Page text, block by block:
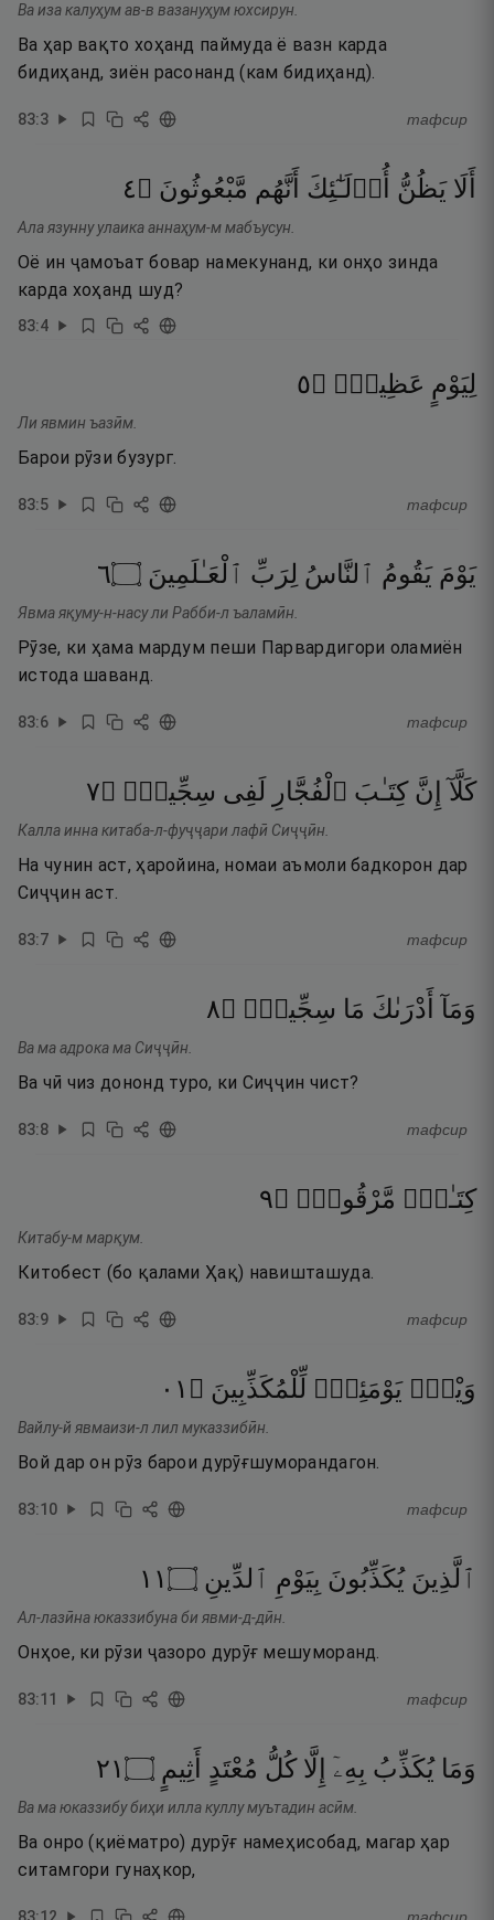
Ва иза калуҳум ав-в вазануҳум юхсирун.
Ва ҳар вақто хоҳанд паймуда ё вазн карда
бидиҳанд, зиён расонанд (кам бидиҳанд).
83:3 тафсир
أَلَا يَظُنُّ أُو۟لَـٰٓئِكَ أَنَّهُم مَّبْعُوثُونَ ۝٤
Ала язунну улаика аннаҳум-м мабъусун.
Оё ин ҷамоъат бовар намекунанд, ки онҳо зинда
карда хоҳанд шуд?
83:4
لِيَوْمٍ عَظِيمٍۢ ۝٥
Ли явмин ъазӣм.
Барои рӯзи бузург.
83:5 тафсир
يَوْمَ يَقُومُ ٱلنَّاسُ لِرَبِّ ٱلْعَـٰلَمِينَ ۝٦
Явма яқуму-н-насу ли Рабби-л ъаламӣн.
Рӯзе, ки ҳама мардум пеши Парвардигори оламиён
истода шаванд.
83:6 тафсир
كَلَّآ إِنَّ كِتَـٰبَ ٱلْفُجَّارِ لَفِى سِجِّينٍۢ ۝٧
Калла инна китаба-л-фуҷҷари лафӣ Сиҷҷӣн.
На чунин аст, ҳаройина, номаи аъмоли бадкорон дар
Сиҷҷин аст.
83:7 тафсир
وَمَآ أَدْرَىٰكَ مَا سِجِّينٌۭ ۝٨
Ва ма адрока ма Сиҷҷӣн.
Ва чӣ чиз дононд туро, ки Сиҷҷин чист?
83:8 тафсир
كِتَـٰبٌۭ مَّرْقُومٌۭ ۝٩
Китабу-м марқум.
Китобест (бо қалами Ҳақ) навишташуда.
83:9 тафсир
وَيْلٌۭ يَوْمَئِذٍۢ لِّلْمُكَذِّبِينَ ۝ ١٠
Вайлу-й явмаизи-л лил муказзибӣн.
Вой дар он рӯз барои дурӯғшуморандагон.
83:10 тафсир
ٱلَّذِينَ يُكَذِّبُونَ بِيَوْمِ ٱلدِّينِ ۝١١
Ал-лазӣна юказзибуна би явми-д-дӣн.
Онҳое, ки рӯзи ҷазоро дурӯғ мешуморанд.
83:11 тафсир
وَمَا يُكَذِّبُ بِهِۦٓ إِلَّا كُلُّ مُعْتَدٍ أَثِيمٍ ۝١٢
Ва ма юказзибу биҳи илла куллу муътадин асӣм.
Ва онро (қиёматро) дурӯғ намеҳисобад, магар ҳар
ситамгори гунаҳкор,
83:12